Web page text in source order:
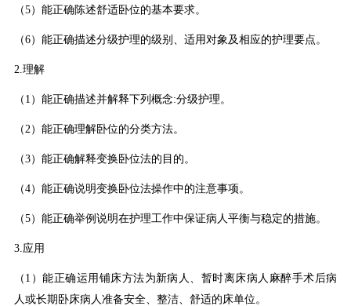
（5）能正确陈述舒适卧位的基本要求。
（6）能正确描述分级护理的级别、适用对象及相应的护理要点。
2.理解
（1）能正确描述并解释下列概念:分级护理。
（2）能正确理解卧位的分类方法。
（3）能正确解释变换卧位法的目的。
（4）能正确说明变换卧位法操作中的注意事项。
（5）能正确举例说明在护理工作中保证病人平衡与稳定的措施。
3.应用
（1）能正确运用铺床方法为新病人、暂时离床病人麻醉手术后病
人或长期卧床病人准备安全、整洁、舒适的床单位。